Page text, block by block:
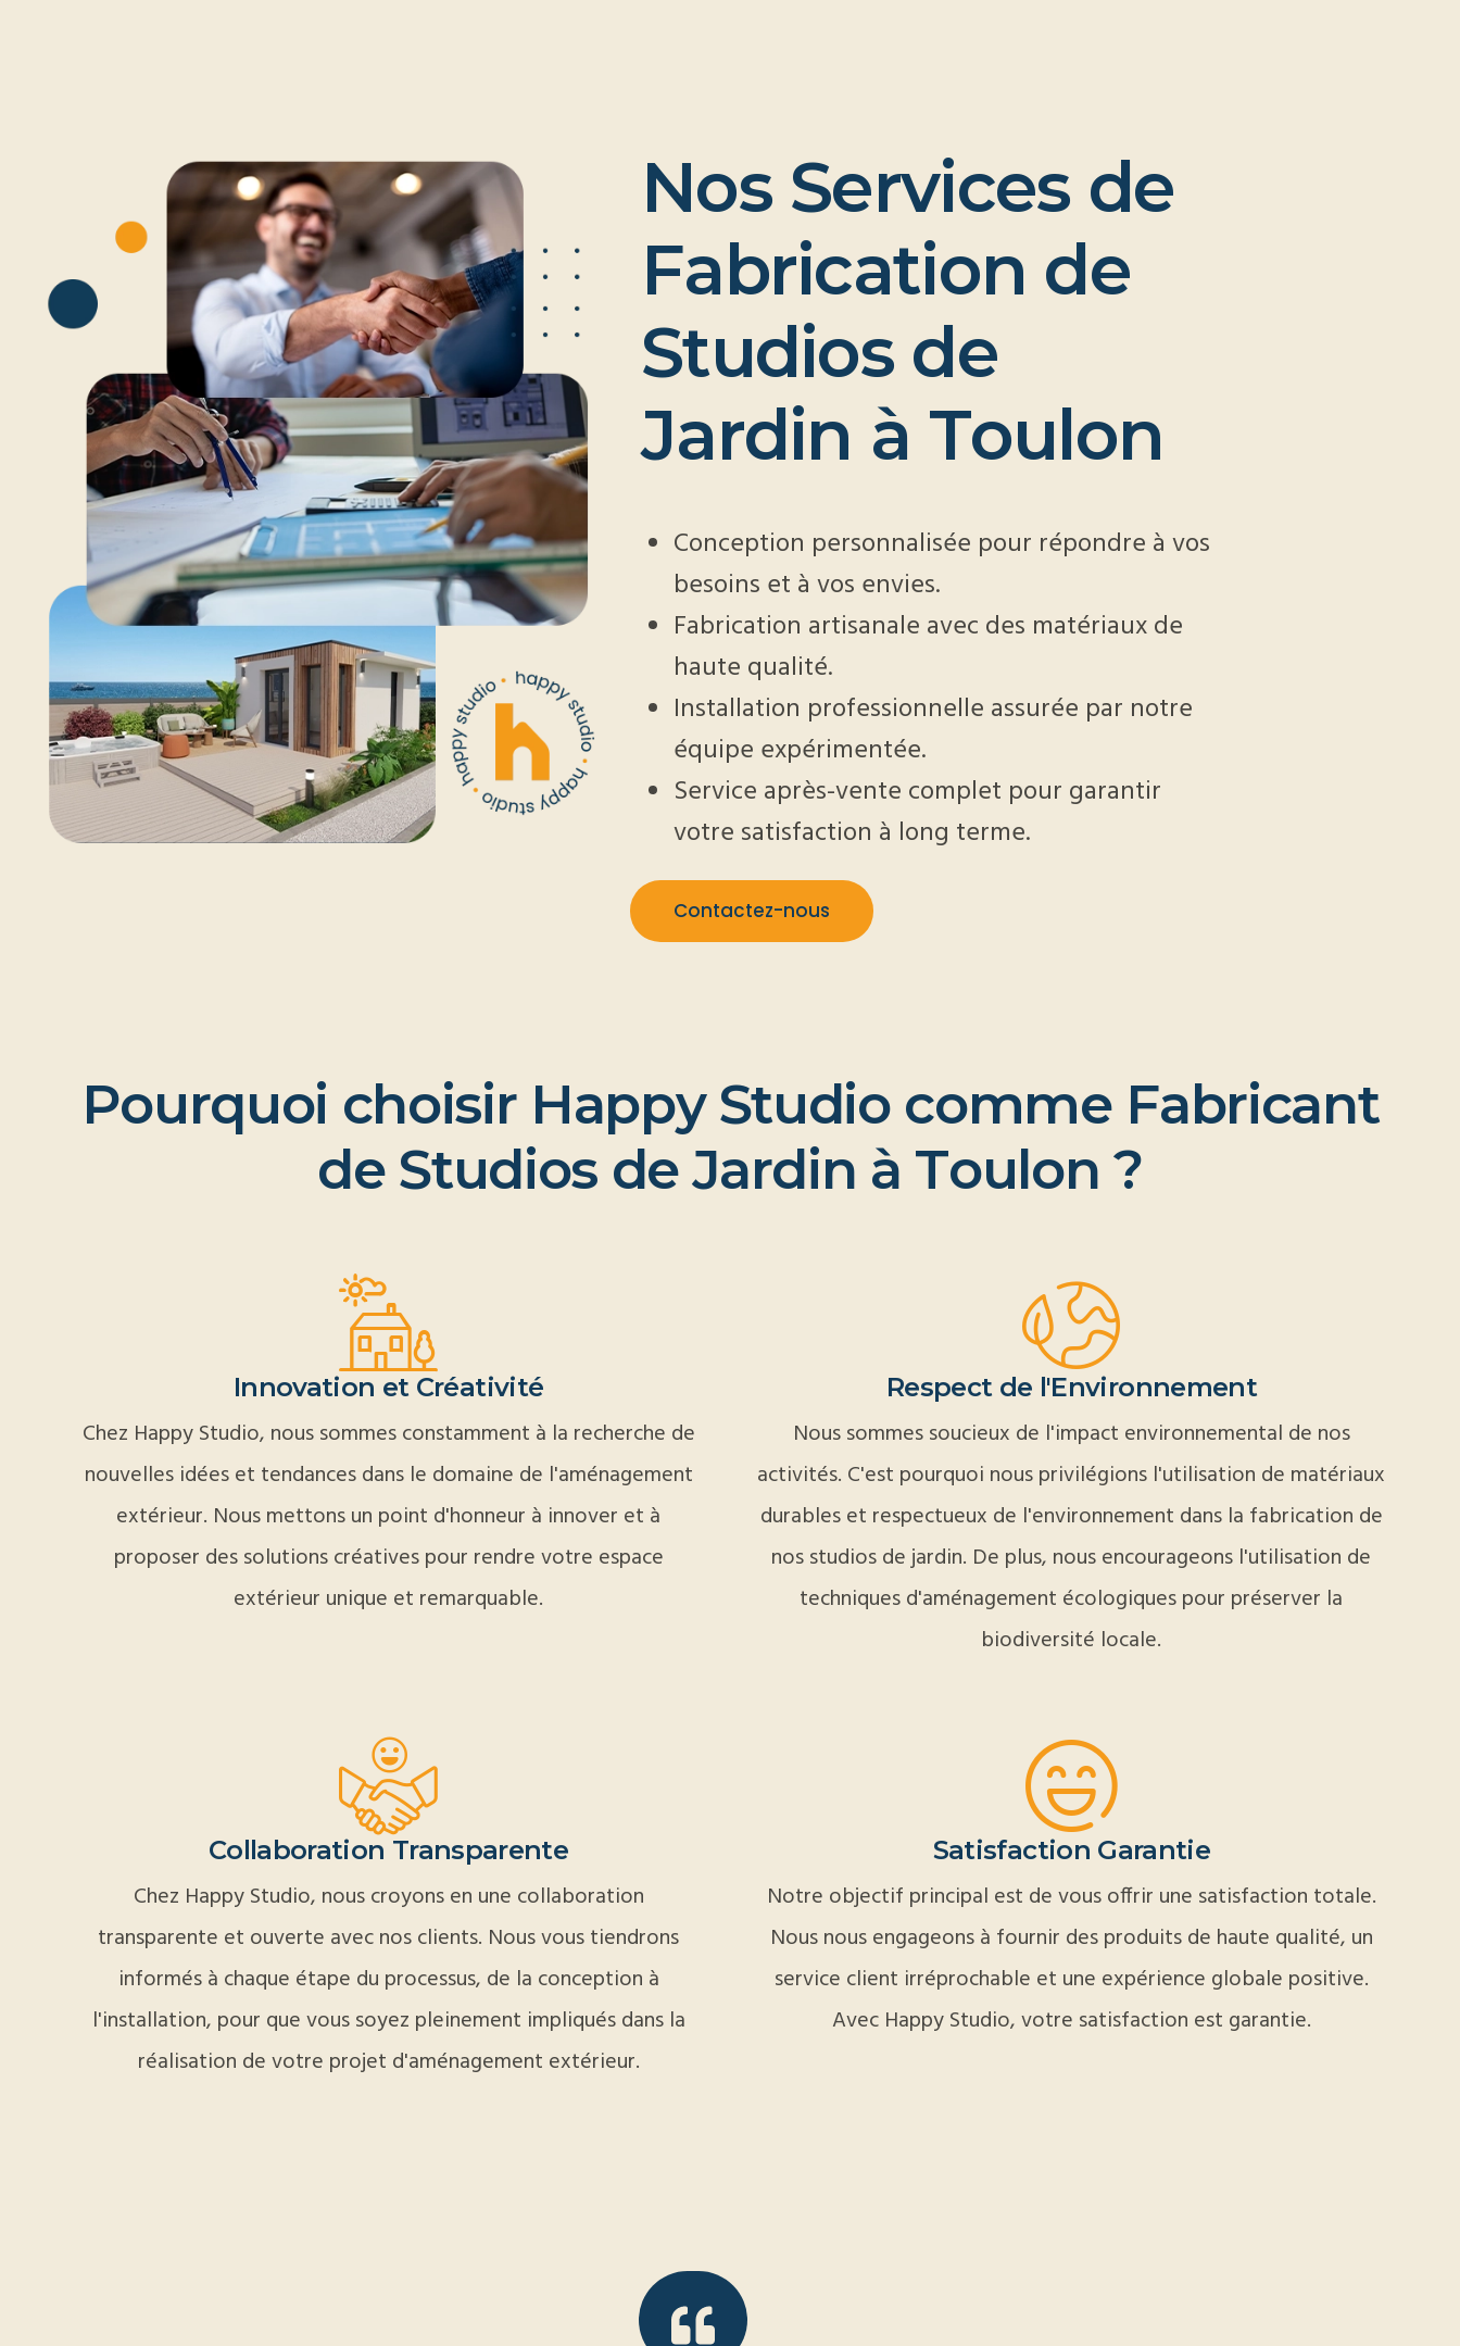
Nos Services de
Fabrication de
Studios de
Jardin à Toulon
Conception personnalisée pour répondre à vos
besoins et à vos envies.
Fabrication artisanale avec des matériaux de
haute qualité.
Installation professionnelle assurée par notre
équipe expérimentée.
Service après-vente complet pour garantir
votre satisfaction à long terme.
Contactez-nous
Pourquoi choisir Happy Studio comme Fabricant
de Studios de Jardin à Toulon ?
Innovation et Créativité
Chez Happy Studio, nous sommes constamment à la recherche de
nouvelles idées et tendances dans le domaine de l'aménagement
extérieur. Nous mettons un point d'honneur à innover et à
proposer des solutions créatives pour rendre votre espace
extérieur unique et remarquable.
Respect de l'Environnement
Nous sommes soucieux de l'impact environnemental de nos
activités. C'est pourquoi nous privilégions l'utilisation de matériaux
durables et respectueux de l'environnement dans la fabrication de
nos studios de jardin. De plus, nous encourageons l'utilisation de
techniques d'aménagement écologiques pour préserver la
biodiversité locale.
Collaboration Transparente
Chez Happy Studio, nous croyons en une collaboration
transparente et ouverte avec nos clients. Nous vous tiendrons
informés à chaque étape du processus, de la conception à
l'installation, pour que vous soyez pleinement impliqués dans la
réalisation de votre projet d'aménagement extérieur.
Satisfaction Garantie
Notre objectif principal est de vous offrir une satisfaction totale.
Nous nous engageons à fournir des produits de haute qualité, un
service client irréprochable et une expérience globale positive.
Avec Happy Studio, votre satisfaction est garantie.